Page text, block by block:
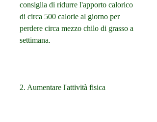
consiglia di ridurre l'apporto calorico
di circa 500 calorie al giorno per
perdere circa mezzo chilo di grasso a
settimana.
2. Aumentare l'attività fisica